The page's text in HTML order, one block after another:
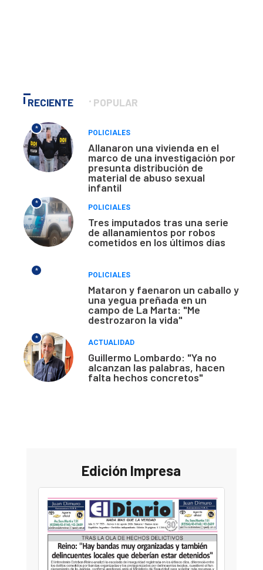
RECIENTE POPULAR
*
POLICIALES
Allanaron una vivienda en el
marco de una investigación por
presunta distribución de
material de abuso sexual
infantil
*
POLICIALES
Tres imputados tras una serie
de allanamientos por robos
cometidos en los últimos días
*
POLICIALES
Mataron y faenaron un caballo y
una yegua preñada en un
campo de La Marta: "Me
destrozaron la vida"
*
ACTUALIDAD
Guillermo Lombardo: "Ya no
alcanzan las palabras, hacen
falta hechos concretos"
Edición Impresa